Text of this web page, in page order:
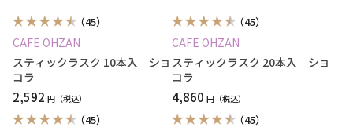
（45）
CAFE OHZAN
スティックラスク 10本入 ショ
コラ
2,592 円
（45）
CAFE OHZAN
スティックラスク 20本入 ショ
コラ
4,860 円
（45） （45）